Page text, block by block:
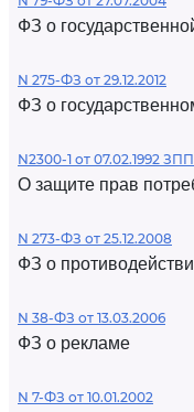
ФЗ о
N 275-ФЗ от 29.12.2012
ФЗ о
N2300-1 от 07.02.1992
О защите прав
N 273-ФЗ от 25.12.2008
ФЗ о
N 38-ФЗ от 13.03.2006
ФЗ о рекламе
N 7-ФЗ от 10.01.2002